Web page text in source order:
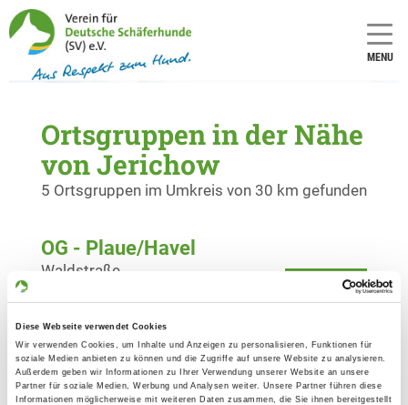
Diese Webseite verwendet Cookies
Wir verwenden Cookies, um Inhalte und Anzeigen zu personalisieren, Funktionen für
soziale Medien anbieten zu können und die Zugriffe auf unsere Website zu analysieren.
Außerdem geben wir Informationen zu Ihrer Verwendung unserer Website an unsere
Partner für soziale Medien, Werbung und Analysen weiter. Unsere Partner führen diese
Informationen möglicherweise mit weiteren Daten zusammen, die Sie ihnen bereitgestellt
MENU
Ortsgruppen in der Nähe
von Jerichow
5 Ortsgruppen im Umkreis von 30 km gefunden
OG - Plaue/Havel
Details
Waldstraße
OG - Rathenow
Details
Am Hundeplatz
14712 Rathenow